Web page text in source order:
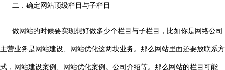
二．确定网站顶级栏目与子栏目
做网站的时候要实现想好做多少个栏目与子栏目，比如你是网络公司
主营业务是网站建设、网站优化这两块业务。那么网站里面还要放联系方
式，网站建设案例、网站优化案例。公司介绍等。那么网站的栏目可能